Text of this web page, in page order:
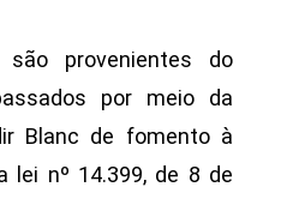
provenientes do
por meio da
Blanc de fomento à
lei nº 14.399, de 8 de